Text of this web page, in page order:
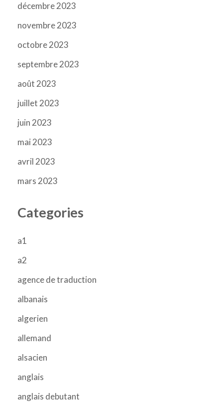
décembre 2023
novembre 2023
octobre 2023
septembre 2023
août 2023
juillet 2023
juin 2023
mai 2023
avril 2023
mars 2023
Categories
a1
a2
agence de traduction
albanais
algerien
allemand
alsacien
anglais
anglais debutant